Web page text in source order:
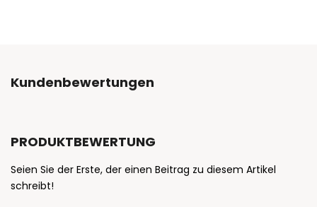
Kundenbewertungen
PRODUKTBEWERTUNG
Seien Sie der Erste, der einen Beitrag zu diesem Artikel
schreibt!